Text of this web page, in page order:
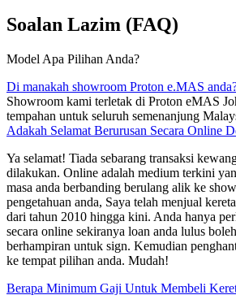
Soalan Lazim (FAQ)
Model Apa Pilihan Anda?
Di manakah showroom Proton e.MAS
Showroom kami terletak di Proton eMAS
tempahan untuk seluruh semenanjung
Adakah Selamat Berurusan Secara Online
Ya selamat! Tiada sebarang transaksi
dilakukan. Online adalah medium terkini
masa anda berbanding berulang alik ke
pengetahuan anda, Saya telah menjual
dari tahun 2010 hingga kini. Anda hanya
secara online sekiranya loan anda lulus
berhampiran untuk sign. Kemudian
ke tempat pilihan anda. Mudah!
Berapa Minimum Gaji Untuk Membeli